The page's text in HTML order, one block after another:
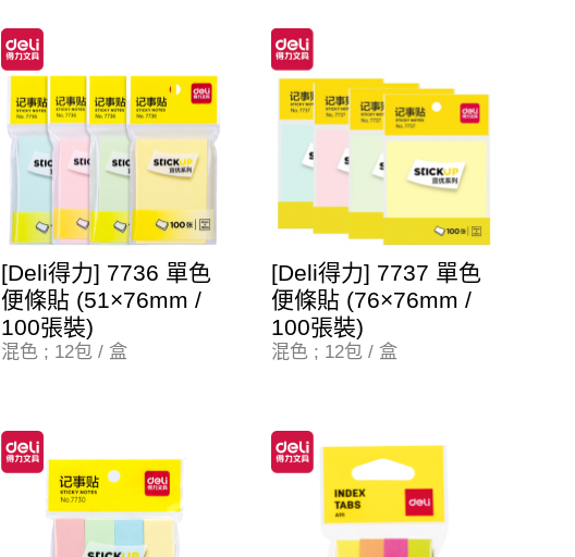
[Deli得力] 7736 單色
便條貼 (51×76mm /
100張裝)
混色 ; 12包 / 盒
[Deli得力] 7737 單色
便條貼 (76×76mm /
100張裝)
混色 ; 12包 / 盒